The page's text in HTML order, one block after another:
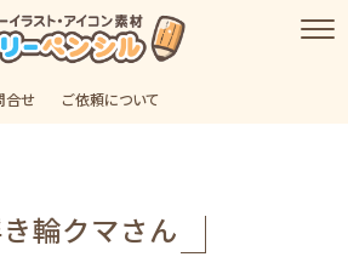
合せ ご依頼について
輪クマさん